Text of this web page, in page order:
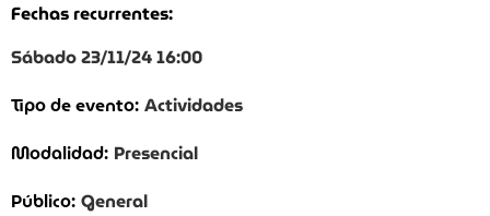
Fechas recurrentes:
Sábado 23/11/24 16:00
Tipo de evento: Actividades
Modalidad: Presencial
Público: General